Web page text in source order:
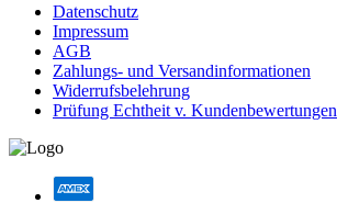
Datenschutz
Impressum
AGB
Zahlungs- und Versandinformationen
Widerrufsbelehrung
Prüfung Echtheit v. Kundenbewertungen